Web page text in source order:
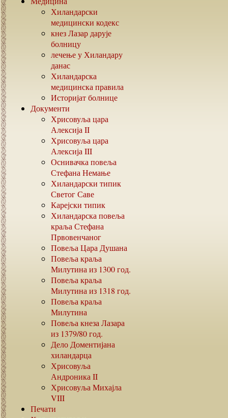
Хиландарски
медицински кодекс
кнез Лазар дарује
болницу
лечење у Хиландару
данас
Хиландарска
медицинска правила
Историјат болнице
Документи
Хрисовуља цара
Алексија II
Хрисовуља цара
Алексија III
Оснивачка повеља
Стефана Немање
Хиландарски типик
Светог Саве
Карејски типик
Хиландарска повеља
краља Стефана
Првовенчаног
Повеља Цара Душана
Повеља краља
Милутина из 1300год.
Повеља краља
Милутина из 1318 год.
Повеља краља
Милутина
Повеља кнеза Лазара
из 1379/80год.
Дело Доментијана
хиландарца
Хрисовуља
Андроника II
Хрисовуља Михајла
VIII
Печати